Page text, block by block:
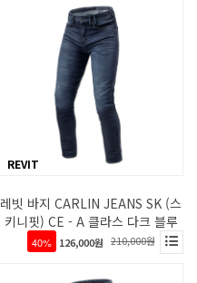
REVIT
레빗 바지 CARLIN JEANS SK (스
키니핏) CE - A 클라스 다크 블루
40% 126,000원 210,000원